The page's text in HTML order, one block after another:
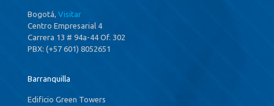
Bogotá, Visitar
Centro Empresarial 4
Carrera 13 # 94a-44 Of. 302
PBX: (+57 601) 8052651
Barranquilla
Edificio Green Towers